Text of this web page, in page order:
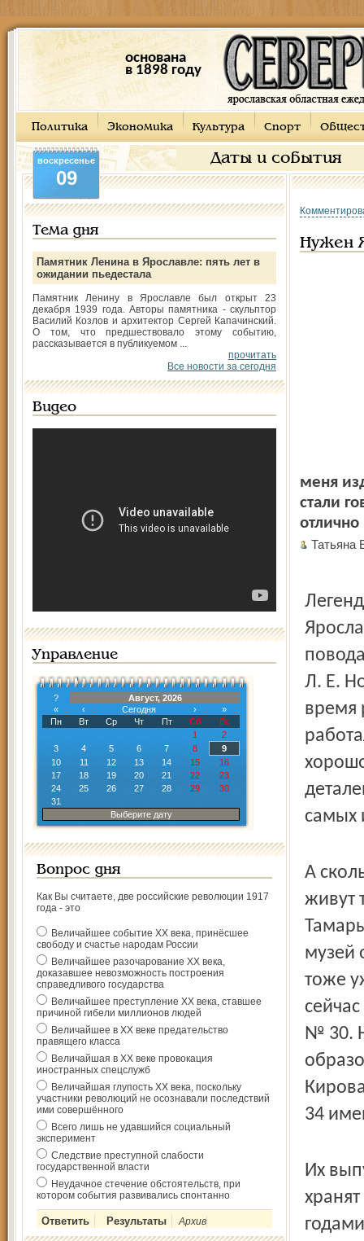
основана
в 1898 году
Политика Экономика Культура Спорт
Даты и события
воскресенье
09
Тема дня
Памятник Ленина в Ярославле: пять лет в
ожидании пьедестала
Памятник Ленину в Ярославле был открыт 23
декабря 1939 года. Авторы памятника - скульптор
Василий Козлов и архитектор Сергей Капачинский.
О том, что предшествовало этому событию,
рассказывается в публикуемом ...
прочитать
Все новости за сегодня
Видео
Управление
?
Август, 2026
«
‹ Сегодня ›
»
Пн
Вт Ср Чт Пт Сб
Вс
1
2
3
4 5 6 7 8
9
10
11 12 13 14 15
16
17
18 19 20 21 22
23
24
25 26 27 28 29
30
31
Выберите дату
Вопрос дня
Как Вы считаете, две российские революции 1917
года - это
Величайшее событие ХХ века, принёсшее
свободу и счастье народам России
Величайшее разочарование ХХ века,
доказавшее невозможность построения
справедливого государства
Величайшее преступление ХХ века, ставшее
причиной гибели миллионов людей
Величайшее в ХХ веке предательство
правящего класса
Величайшая в ХХ веке провокация
иностранных спецслужб
Величайшая глупость ХХ века, поскольку
участники революций не осознавали последствий
ими совершённого
Всего лишь не удавшийся социальный
эксперимент
Следствие преступной слабости
государственной власти
Неудачное стечение обстоятельств, при
котором события развивались спонтанно
Архив
Нужен
меня
стали
отлично
Л. Е.
время
самых
А
живут
музей
тоже
№ 30.
34
Их